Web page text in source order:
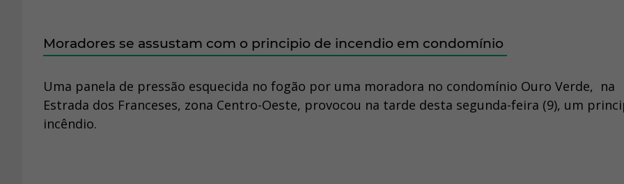
Moradores se assustam com o principio de incendio em condomínio
Uma panela de pressão esquecida no fogão por uma moradora no condomínio Ouro Verde, na
Estrada dos Franceses, zona Centro-Oeste, provocou na tarde desta segunda-feira (9), um
incêndio.